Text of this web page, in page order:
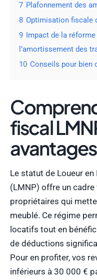
7 Plafonnement des
8 Optimisation fiscale
9 Impact de la
l’amortissement des
10 Conseils pour bien
fiscal
avantages
Le statut de Loueur
(LMNP) offre un
propriétaires qui
meublé. Ce régime
locatifs tout en
de déductions
Pour en profiter, vos
inférieurs à 30 000 €